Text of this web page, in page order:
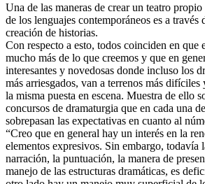
Una de las maneras de crear un teatro
de los lenguajes contemporáneos es a través
creación de historias.
Con respecto a esto, todos coinciden en que
mucho más de lo que creemos y que en
interesantes y novedosas donde incluso los
más arriesgados, van a terrenos más
la misma puesta en escena. Muestra de ello
concursos de dramaturgia que en cada una
sobrepasan las expectativas en cuanto al
“Creo que en general hay un interés en la
elementos expresivos. Sin embargo, todavía
narración, la puntuación, la manera de
manejo de las estructuras dramáticas, es